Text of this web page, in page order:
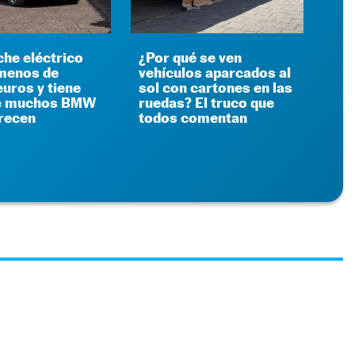
eléctrico
de
y tiene
muchos BMW
¿Por qué se ven
vehículos aparcados al
sol con cartones en las
ruedas? El truco que
todos comentan